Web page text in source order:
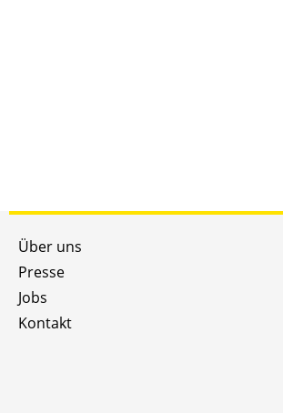
Über uns
Presse
Jobs
Kontakt